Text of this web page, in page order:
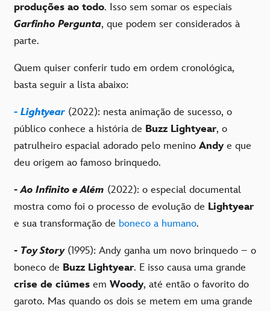
produções ao todo. Isso sem somar os especiais
Garfinho Pergunta, que podem ser considerados à
parte.
Quem quiser conferir tudo em ordem cronológica,
basta seguir a lista abaixo:
- Lightyear (2022): nesta animação de sucesso, o
público conhece a história de Buzz Lightyear, o
patrulheiro espacial adorado pelo menino Andy e que
deu origem ao famoso brinquedo.
- Ao Infinito e Além (2022): o especial documental
mostra como foi o processo de evolução de Lightyear
e sua transformação de boneco a humano.
- Toy Story(1995): Andy ganha um novo brinquedo – o
boneco de Buzz Lightyear. E isso causa uma grande
crise de ciúmes em Woody, até então o favorito do
garoto. Mas quando os dois se metem em uma grande